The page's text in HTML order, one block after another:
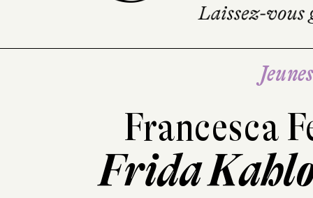
Francesca
Frida